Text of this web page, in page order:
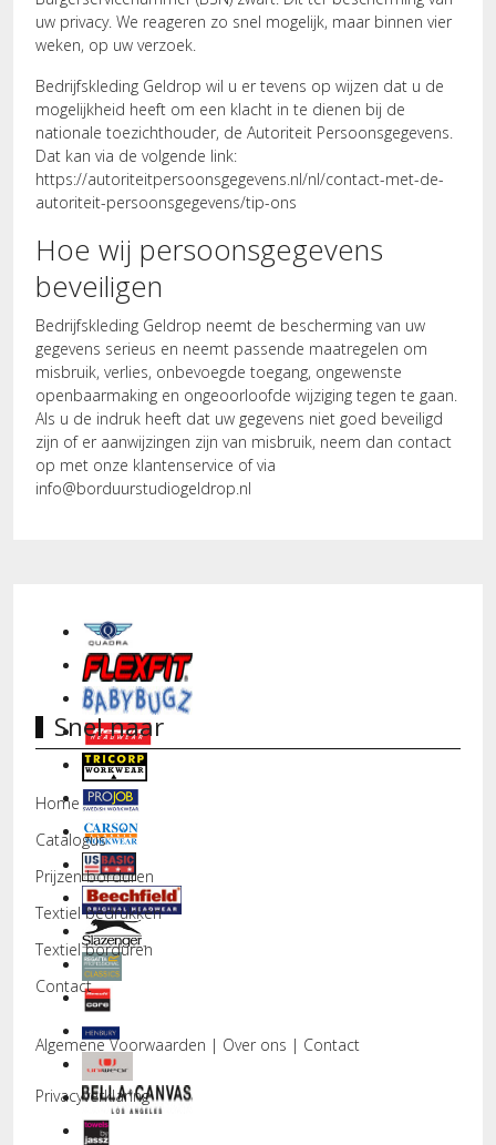
uw privacy. We reageren zo snel mogelijk, maar binnen vier
weken, op uw verzoek.
Bedrijfskleding Geldrop wil u er tevens op wijzen dat u de
mogelijkheid heeft om een klacht in te dienen bij de
nationale toezichthouder, de Autoriteit Persoonsgegevens.
Dat kan via de volgende link:
https://autoriteitpersoonsgegevens.nl/nl/contact-met-de-
autoriteit-persoonsgegevens/tip-ons
Hoe wij persoonsgegevens
beveiligen
Bedrijfskleding Geldrop neemt de bescherming van uw
gegevens serieus en neemt passende maatregelen om
misbruik, verlies, onbevoegde toegang, ongewenste
openbaarmaking en ongeoorloofde wijziging tegen te gaan.
Als u de indruk heeft dat uw gegevens niet goed beveiligd
zijn of er aanwijzingen zijn van misbruik, neem dan contact
op met onze klantenservice of via
info@borduurstudiogeldrop.nl
Snel naar
Home
Catalogus
Prijzen borduren
Textiel bedrukken
Textiel borduren
Contact
Algemene Voorwaarden | Over ons | Contact
Privacyverklaring